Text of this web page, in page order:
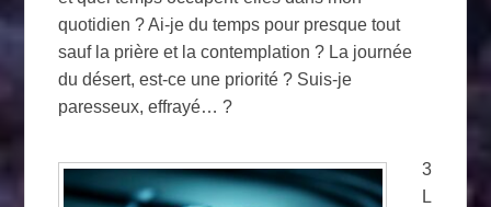
quotidien ? Ai-je du temps pour presque tout
sauf la prière et la contemplation ? La journée
du désert, est-ce une priorité ? Suis-je
paresseux, effrayé… ?
3
L